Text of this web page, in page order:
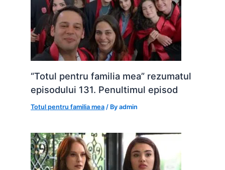
“Totul pentru familia mea” rezumatul
episodului 131. Penultimul episod
Totul pentru familia mea / Byadmin